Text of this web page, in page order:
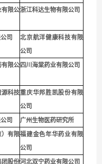
限公浙江科达生物有限公司
司
北京航洋健康科技有限
公司
限公 四川海棠药业有限公司
科技重庆华邦胜凯股份有限
公司
司
广州生物医药研究所
有限福建金色年华药业有限
公司
股份河北双宁药业有限公司